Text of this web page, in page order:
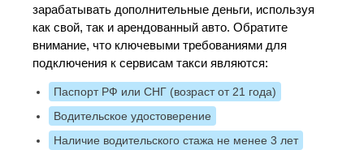
зарабатывать дополнительные деньги, используя
как свой, так и арендованный авто. Обратите
внимание, что ключевыми требованиями для
подключения к сервисам такси являются:
Паспорт РФ или СНГ (возраст от 21 года)
Водительское удостоверение
Наличие водительского стажа не менее 3 лет